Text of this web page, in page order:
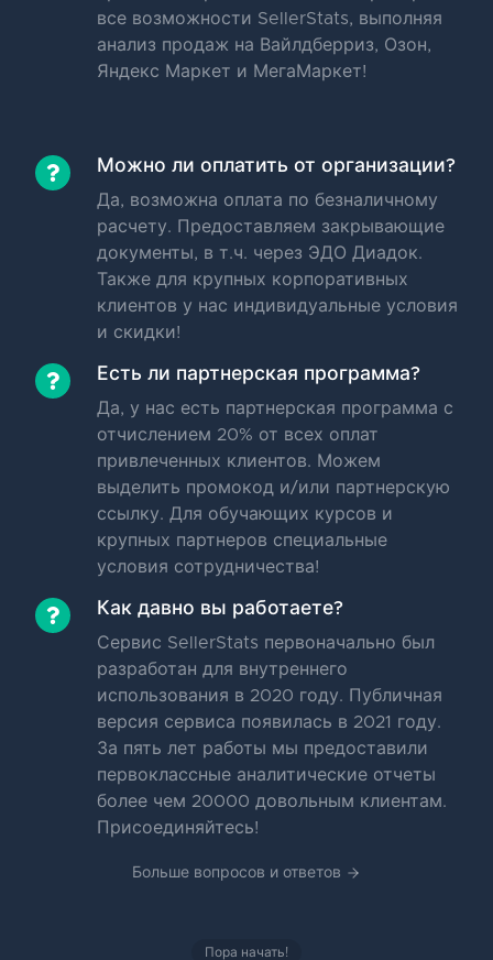
все возможности SellerStats, выполняя
анализ продаж на Вайлдберриз, Озон,
Яндекс Маркет и МегаМаркет!
Можно ли оплатить от организации?
Да, возможна оплата по безналичному
расчету. Предоставляем закрывающие
документы, в т.ч. через ЭДО Диадок.
Также для крупных корпоративных
клиентов у нас индивидуальные условия
и скидки!
Есть ли партнерская программа?
Да, у нас есть партнерская программа с
отчислением 20% от всех оплат
привлеченных клиентов. Можем
выделить промокод и/или партнерскую
ссылку. Для обучающих курсов и
крупных партнеров специальные
условия сотрудничества!
Как давно вы работаете?
Сервис SellerStats первоначально был
разработан для внутреннего
использования в 2020 году. Публичная
версия сервиса появилась в 2021 году.
За пять лет работы мы предоставили
первоклассные аналитические отчеты
более чем 20000 довольным клиентам.
Присоединяйтесь!
Больше вопросов и ответов
Пора начать!